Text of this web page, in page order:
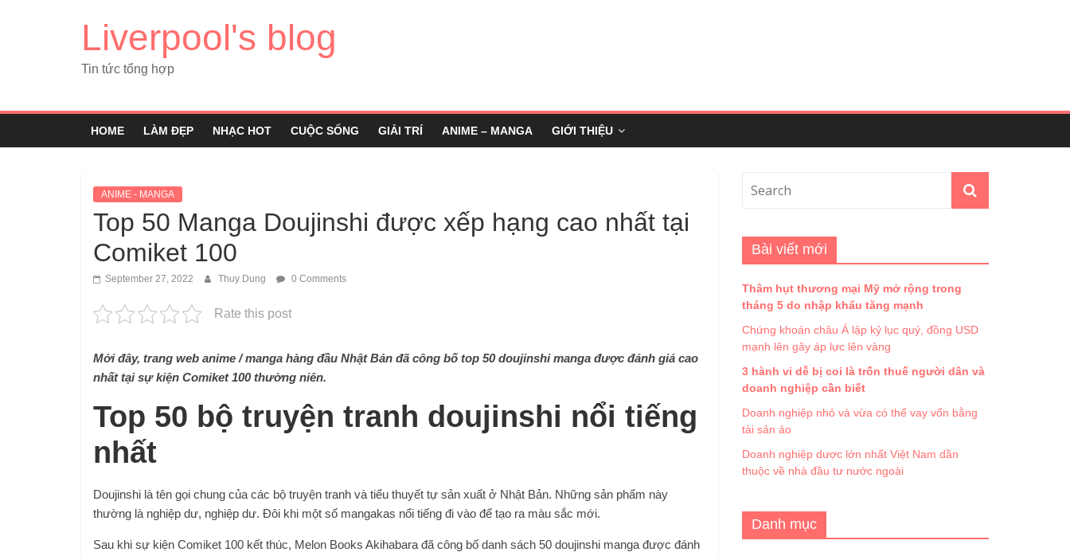
Liverpool's blog
Tin tức tổng hợp
HOME LÀM ĐẸP NHẠC HOT CUỘC SỐNG GIẢI TRÍ ANIME – MANGA GIỚI THIỆU
ANIME - MANGA
Top 50 Manga Doujinshi được xếp hạng cao nhất tại
Comiket 100
September 27, 2022 Thuy Dung 0 Comments
Rate this post
Mới đây, trang web anime / manga hàng đầu Nhật Bản đã công bố top 50 doujinshi manga được đánh giá cao
nhất tại sự kiện Comiket 100 thường niên.
Top 50 bộ truyện tranh doujinshi nổi tiếng
nhất
Doujinshi là tên gọi chung của các bộ truyện tranh và tiểu thuyết tự sản xuất ở Nhật Bản. Những sản phẩm này
thường là nghiệp dư, nghiệp dư. Đôi khi một số mangakas nổi tiếng đi vào để tạo ra màu sắc mới.
Sau khi sự kiện Comiket 100 kết thúc, Melon Books Akihabara đã công bố danh sách 50 doujinshi manga được đánh
Bài viết mới
Thâm hụt thương mại Mỹ mở rộng trong
tháng 5 do nhập khẩu tăng mạnh
Chứng khoán châu Á lập kỷ lục quý, đồng USD
mạnh lên gây áp lực lên vàng
3 hành vi dễ bị coi là trốn thuế người dân và
doanh nghiệp cần biết
Doanh nghiệp nhỏ và vừa có thể vay vốn bằng
tài sản ảo
Doanh nghiệp dược lớn nhất Việt Nam dần
thuộc về nhà đầu tư nước ngoài
Danh mục